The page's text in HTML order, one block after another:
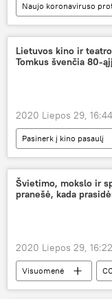
Naujo koronaviruso
Visuomenė
Lietuvos kino ir
Tomkus švenčia 80-
2020 Liepos 29, 16:44
Pasinerk į kino pasaulį
Vytautas Tomkus
Švietimo, mokslo ir
pranešė, kada
2020 Liepos 29, 16:22
Visuomenė
Švietimas Lietuvoje